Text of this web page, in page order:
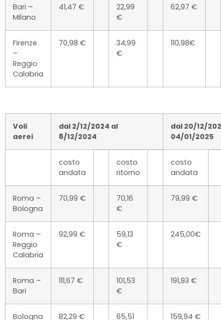
Bari –
Milano
41,47 €
22,99
€
62,97 €
Firenze
–
Reggio
Calabria
70,98 €
34,99
€
110,98€
Voli
aerei
dal 2/12/2024 al
8/12/2024
dal 20/12/
04/01/2025
costo
andata
costo
ritorno
costo
andata
Roma –
Bologna
70,99 €
70,16
€
79,99 €
Roma –
Reggio
Calabria
92,99 €
59,13
€
245,00€
Roma –
Bari
111,67 €
101,53
€
191,93 €
Bologna
82,29 €
65,51
159,94 €